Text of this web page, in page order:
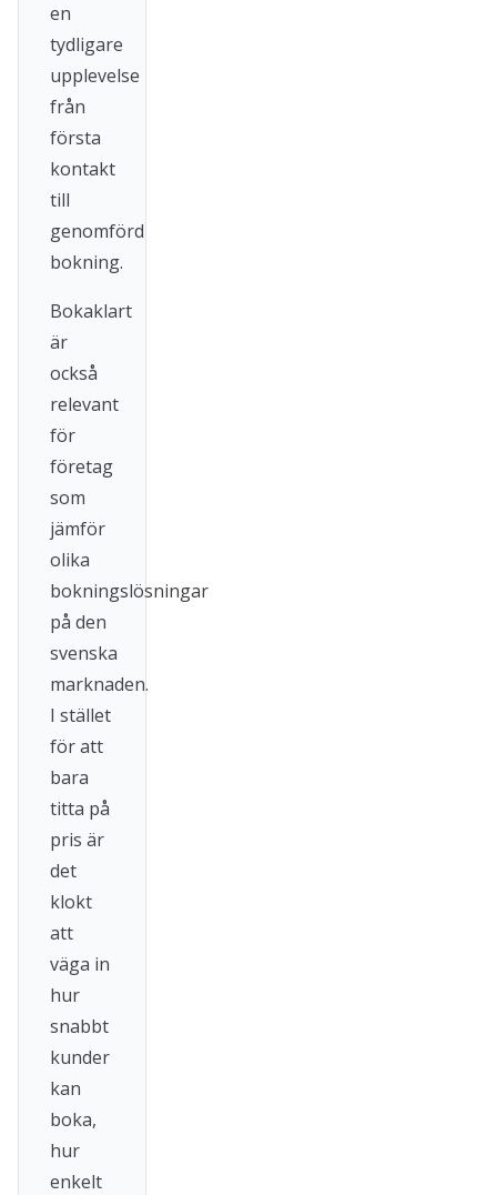
en
tydligare
upplevelse
från
första
kontakt
till
genomförd
bokning.
Bokaklart
är
också
relevant
för
företag
som
jämför
olika
bokningslösningar
på den
svenska
marknaden.
I stället
för att
bara
titta på
pris är
det
klokt
att
väga in
hur
snabbt
kunder
kan
boka,
hur
enkelt